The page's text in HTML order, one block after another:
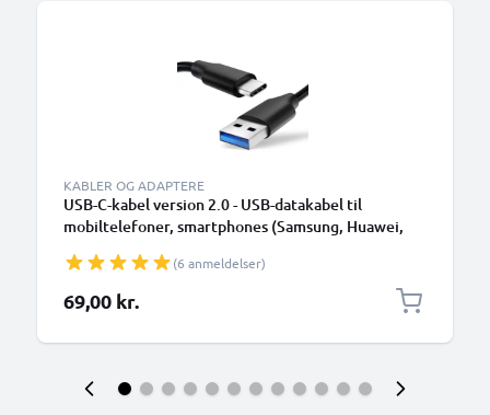
KABLER OG ADAPTERE
USB-C-kabel version 2.0 - USB-datakabel til
mobiltelefoner, smartphones (Samsung, Huawei,
Sony, GoPro) og mange flere - 1,0m 3A-
opladerkabel med USB Type C-stik
(6 anmeldelser)
69,00 kr.